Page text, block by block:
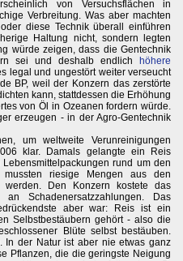
von Versuchsflächen in
Verbreitung. Was aber machten
diese Technik überall einführen
Haltung nicht, sondern legten
würde zeigen, dass die Gentechnik
sei und deshalb endlich
höhere
legal und ungestört weiter verseucht
BP, weil der Konzern das zerstörte
kann, stattdessen die Erhöhung
von Öl in Ozeanen fordern würde.
erzeugen - in der Agro-Gentechnik
um weltweite Verunreinigungen
klar. Damals gelangte ein Reis
rund um den
riesige Mengen aus den
werden. Den Konzern kostete das
Schadenersatzzahlungen. Das
aber war: Reis ist ein
Selbstbestäubern gehört - also die
Blüte selbst bestäuben.
In der Natur ist aber nie etwas ganz
Pflanzen, die die geringste Neigung